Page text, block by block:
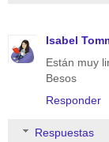
Isabel
Están muy
Besos
Responder
Respuestas